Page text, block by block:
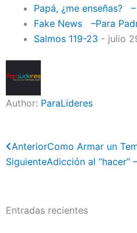
Papá, ¿me enseñas?
Fake News –Para
Salmos 119-23 - julio
Author: ParaLideres
Previo
AnteriorComo Armar un
SiguienteAdicción al “hacer”
Entradas recientes